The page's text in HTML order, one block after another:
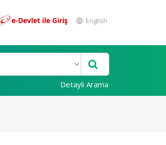
e-Devlet ile Giriş English
Detaylı Arama